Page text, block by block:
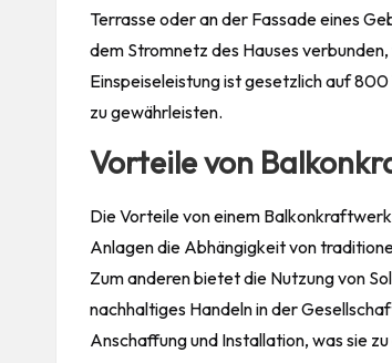
Terrasse oder an der Fassade eines
dem Stromnetz des Hauses
Einspeiseleistung ist gesetzlich auf
zu gewährleisten.
Vorteile von
Die Vorteile von einem
Anlagen die Abhängigkeit von
Zum anderen bietet die Nutzung von
nachhaltiges Handeln in der
Anschaffung und Installation, was sie